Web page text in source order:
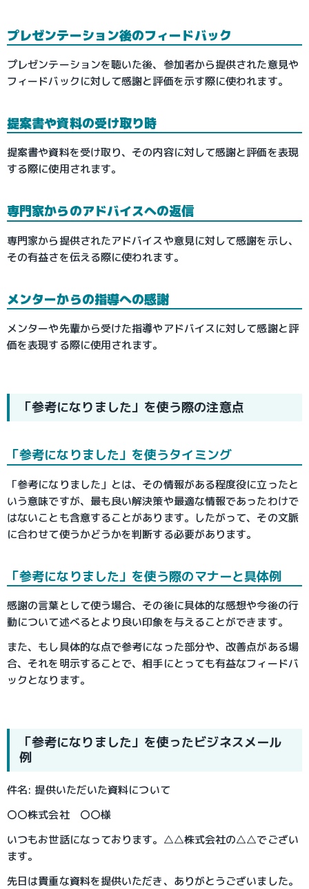
プレゼンテーション後のフィードバック
プレゼンテーションを聴いた後、参加者から提供された意見や
フィードバックに対して感謝と評価を示す際に使われます。
提案書や資料の受け取り時
提案書や資料を受け取り、その内容に対して感謝と評価を表現
する際に使用されます。
専門家からのアドバイスへの返信
専門家から提供されたアドバイスや意見に対して感謝を示し、
その有益さを伝える際に使われます。
メンターからの指導への感謝
メンターや先輩から受けた指導やアドバイスに対して感謝と評
価を表現する際に使用されます。
「参考になりました」を使う際の注意点
「参考になりました」を使うタイミング
「参考になりました」とは、その情報がある程度役に立ったと
いう意味ですが、最も良い解決策や最適な情報であったわけで
はないことも含意することがあります。したがって、その文脈
に合わせて使うかどうかを判断する必要があります。
「参考になりました」を使う際のマナーと具体例
感謝の言葉として使う場合、その後に具体的な感想や今後の行
動について述べるとより良い印象を与えることができます。
また、もし具体的な点で参考になった部分や、改善点がある場
合、それを明示することで、相手にとっても有益なフィードバ
ックとなります。
「参考になりました」を使ったビジネスメール
例
件名: 提供いただいた資料について
〇〇株式会社 〇〇様
いつもお世話になっております。△△株式会社の△△でござい
ます。
先日は貴重な資料を提供いただき、ありがとうございました。